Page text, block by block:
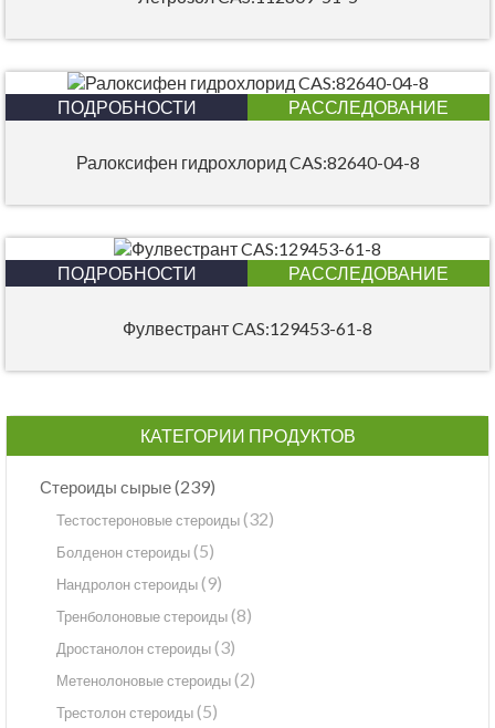
ПОДРОБНОСТИ РАССЛЕДОВАНИЕ
Ралоксифен гидрохлорид CAS:82640-04-8
ПОДРОБНОСТИ РАССЛЕДОВАНИЕ
Фулвестрант CAS:129453-61-8
КАТЕГОРИИ ПРОДУКТОВ
Стероиды сырые(239)
Тестостероновые стероиды(32)
Болденон стероиды(5)
Нандролон стероиды(9)
Тренболоновые стероиды(8)
Дростанолон стероиды(3)
Метенолоновые стероиды(2)
Трестолон стероиды(5)